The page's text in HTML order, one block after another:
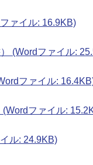
ァイル: 16.9KB)
(Wordファイル:
ファイル:
ファイル:
ル: 24.9KB)